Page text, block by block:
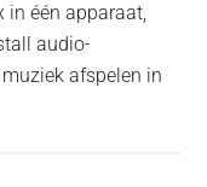
in één apparaat,
audio-
afspelen in